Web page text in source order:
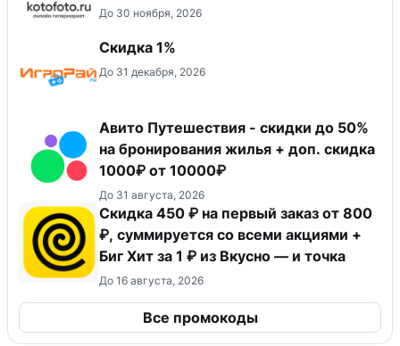
До 30 ноября, 2026
Скидка 1%
До 31 декабря, 2026
Авито Путешествия - скидки до 50%
на бронирования жилья + доп. скидка
1000₽ от 10000₽
До 31 августа, 2026
Скидка 450 ₽ на первый заказ от 800
₽, суммируется со всеми акциями +
Биг Хит за 1 ₽ из Вкусно — и точка
До 16 августа, 2026
Все промокоды